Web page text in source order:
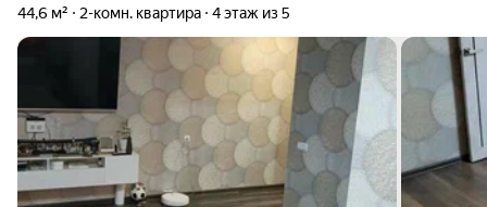
44,6 м² 2-комн. квартира 4 этаж из 5